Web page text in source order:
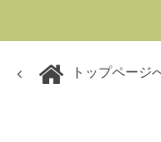
トップページ